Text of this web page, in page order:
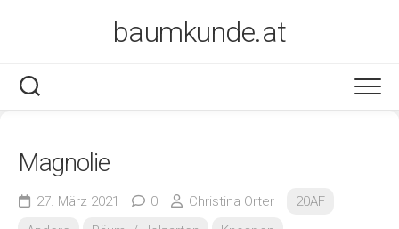
baumkunde.at
Magnolie
27. März 2021 0 Christina Orter
20AF